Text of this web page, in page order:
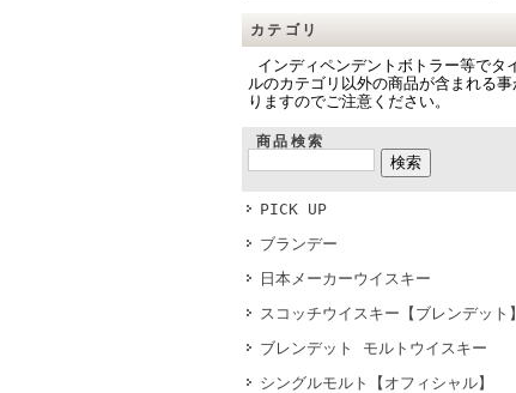
カテゴリ
インディペンデントボトラー等でタ
ルのカテゴリ以外の商品が含まれる事
りますのでご注意ください。
商品検索
PICK UP
ブランデー
日本メーカーウイスキー
スコッチウイスキー【ブレンデット】
ブレンデット モルトウイスキー
シングルモルト【オフィシャル】